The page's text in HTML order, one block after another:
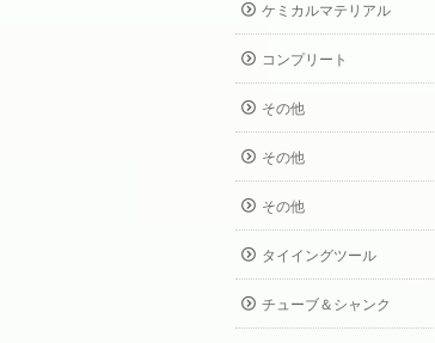
ケミカルマテリアル
コンプリート
その他
その他
その他
タイイングツール
チューブ＆シャンク